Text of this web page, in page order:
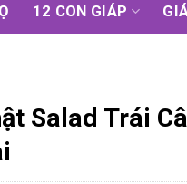
12 CON GIÁP
Salad Trái